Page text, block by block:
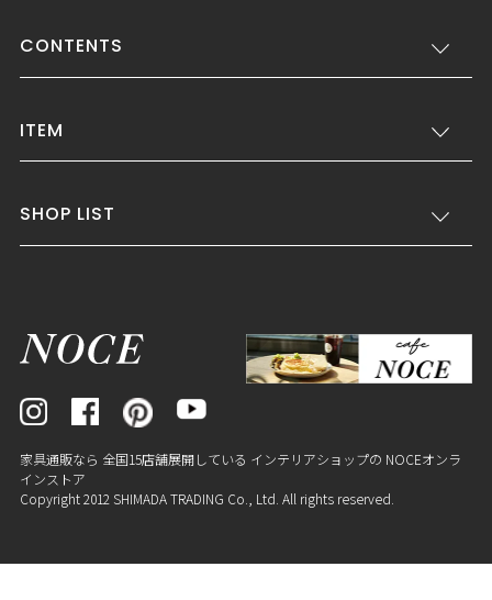
CONTENTS
ITEM
SHOP LIST
家具通販なら 全国15店舗展開している インテリアショップの NOCEオンラ
インストア
Copyright 2012 SHIMADA TRADING Co., Ltd. All rights reserved.